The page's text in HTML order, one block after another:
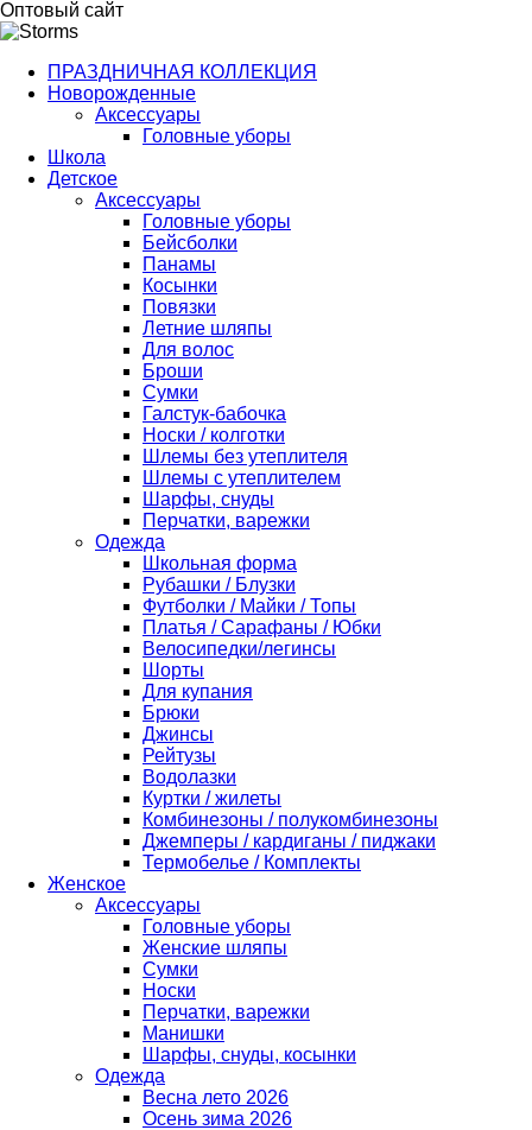
Оптовый сайт
ПРАЗДНИЧНАЯ КОЛЛЕКЦИЯ
Новорожденные
Аксессуары
Головные уборы
Школа
Детское
Аксессуары
Головные уборы
Бейсболки
Панамы
Косынки
Повязки
Летние шляпы
Для волос
Броши
Сумки
Галстук-бабочка
Носки / колготки
Шлемы без утеплителя
Шлемы с утеплителем
Шарфы, снуды
Перчатки, варежки
Одежда
Школьная форма
Рубашки / Блузки
Футболки / Майки / Топы
Платья / Сарафаны / Юбки
Велосипедки/легинсы
Шорты
Для купания
Брюки
Джинсы
Рейтузы
Водолазки
Куртки / жилеты
Комбинезоны / полукомбинезоны
Джемперы / кардиганы / пиджаки
Термобелье / Комплекты
Женское
Аксессуары
Головные уборы
Женские шляпы
Сумки
Носки
Перчатки, варежки
Манишки
Шарфы, снуды, косынки
Одежда
Весна лето 2026
Осень зима 2026